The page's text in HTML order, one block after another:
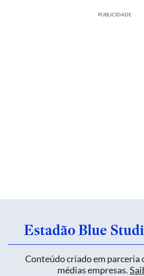
PUBLICIDADE
Estadão Blue
Conteúdo criado em parceria
médias empresas.